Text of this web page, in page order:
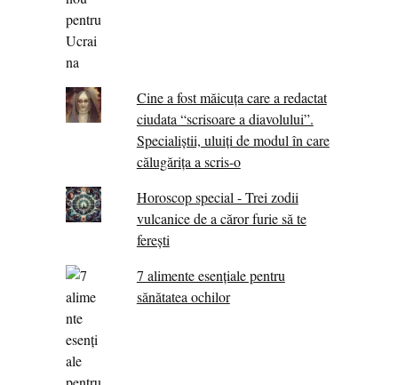
Cine a fost măicuţa care a redactat
ciudata “scrisoare a diavolului”.
Specialiştii, uluiţi de modul în care
călugărița a scris-o
Horoscop special - Trei zodii
vulcanice de a căror furie să te
ferești
7 alimente esenţiale pentru
sănătatea ochilor